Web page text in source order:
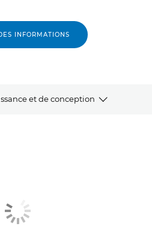
INFORMATIONS
et de conception